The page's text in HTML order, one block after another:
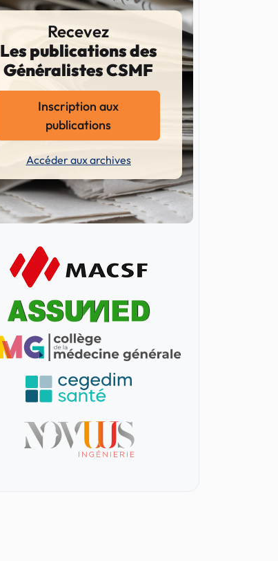
Recevez
Les publications des
Généralistes CSMF
Inscription aux
publications
Accéder aux archives